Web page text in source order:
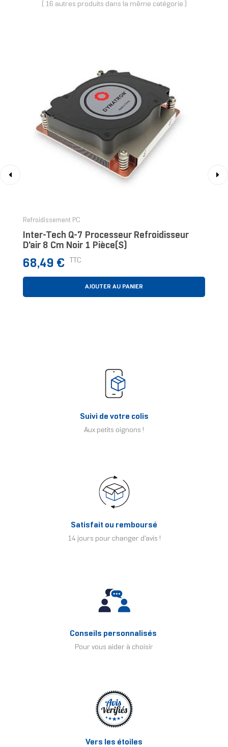
( 16 autres produits dans la même catégorie )
Refroidissement PC
Inter-Tech Q-7 Processeur Refroidisseur
D'air 8 Cm Noir 1 Pièce(s)
Prix
68,49 € TTC
AJOUTER AU PANIER
Suivi de votre colis
Aux petits oignons !
Satisfait ou remboursé
14 jours pour changer d'avis !
Conseils personnalisés
Pour vous aider à choisir
Vers les étoiles